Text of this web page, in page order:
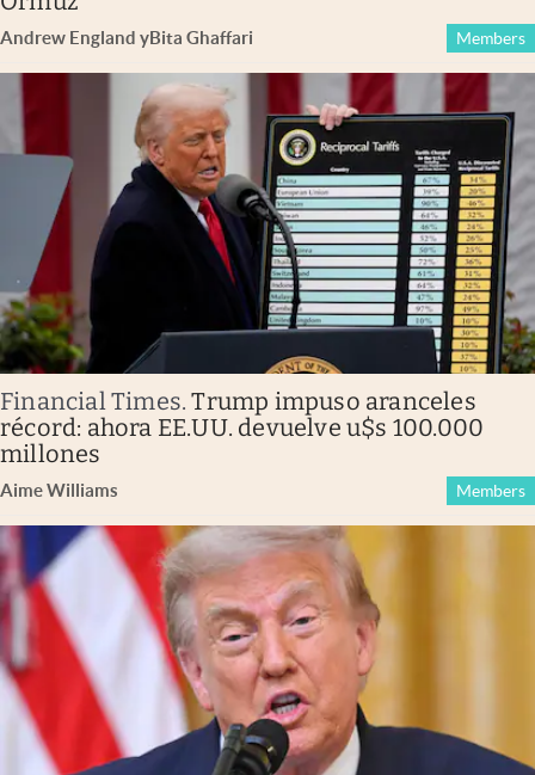
Andrew England yBita Ghaffari Members
Financial Times.Trump impuso aranceles
récord: ahora EE.UU. devuelve u$s 100.000
millones
Aime Williams Members